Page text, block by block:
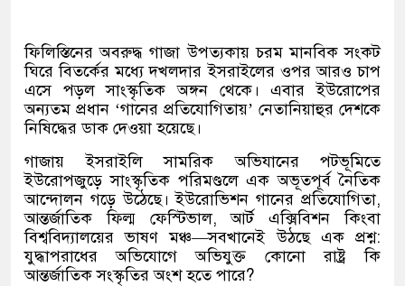
ফিলিস্তিনের অবরুদ্ধ গাজা উপত্যকায় চরম মানবিক সংকট
ঘিরে বিতর্কের মধ্যে দখলদার ইসরাইলের ওপর আরও চাপ
এসে পড়ল সাংস্কৃতিক অঙ্গন থেকে। এবার ইউরোপের
অন্যতম প্রধান ‘গানের প্রতিযোগিতায়’ নেতানিয়াহুর দেশকে
নিষিদ্ধের ডাক দেওয়া হয়েছে।
গাজায় ইসরাইলি সামরিক অভিযানের পটভূমিতে
ইউরোপজুড়ে সাংস্কৃতিক পরিমণ্ডলে এক অভূতপূর্ব নৈতিক
আন্দোলন গড়ে উঠেছে। ইউরোভিশন গানের প্রতিযোগিতা,
আন্তর্জাতিক ফিল্ম ফেস্টিভাল, আর্ট এক্সিবিশন কিংবা
বিশ্ববিদ্যালয়ের ভাষণ মঞ্চ—সবখানেই উঠছে এক প্রশ্ন:
যুদ্ধাপরাধের অভিযোগে অভিযুক্ত কোনো রাষ্ট্র কি
আন্তর্জাতিক সংস্কৃতির অংশ হতে পারে?